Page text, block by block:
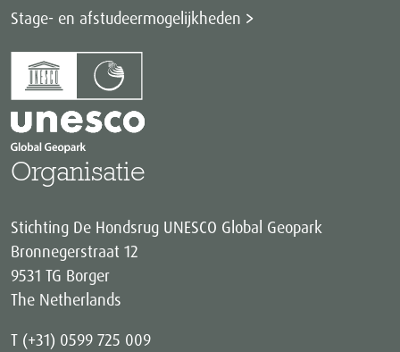
Stage- en afstudeermogelijkheden
Organisatie
Stichting De Hondsrug UNESCO Global Geopark
Bronnegerstraat 12
9531 TG Borger
The Netherlands
T (+31) 0599 725 009